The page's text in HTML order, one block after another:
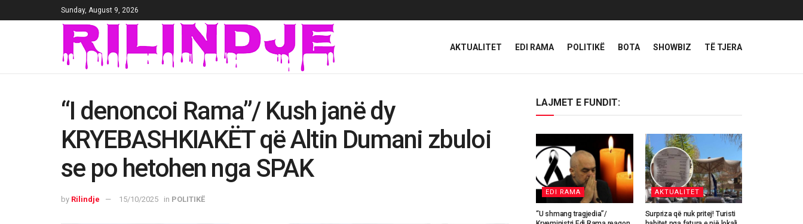
Sunday, August 9, 2026
AKTUALITET EDI RAMA POLITIKË BOTA SHOWBIZ TË TJERA
“I denoncoi Rama”/ Kush janë dy
KRYEBASHKIAKËT që Altin Dumani zbuloi
se po hetohen nga SPAK
by Rilindje 15/10/2025 in POLITIKË
LAJMET E FUNDIT:
EDI RAMA
“U shmang tragjedia”/
AKTUALITET
Surpriza që nuk pritej! Turisti